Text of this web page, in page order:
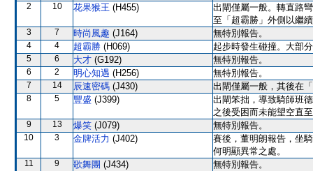
2 10 花果猴王 (H455)
出閘僅屬一般。轉直路
至「超霸勝」外側以繼
3 7 時尚風趣 (J164) 無特別報告。
4 4 超霸勝 (H069) 起步時發生碰撞。大部
5 6 大才 (G192) 無特別報告。
6 2 明心知遇 (H256) 無特別報告。
7 14 辰速密碼 (J430) 出閘僅屬一般，其後在
8 5 豐盛 (J399)
出閘笨拙，導致騎師班
之後受困而未能望空直
9 13 爆笑 (J079) 無特別報告。
10 3 金牌活力 (J402)
賽後，董明朗報告，坐
何明顯異常之處。
11 9 歌舞團 (J434) 無特別報告。